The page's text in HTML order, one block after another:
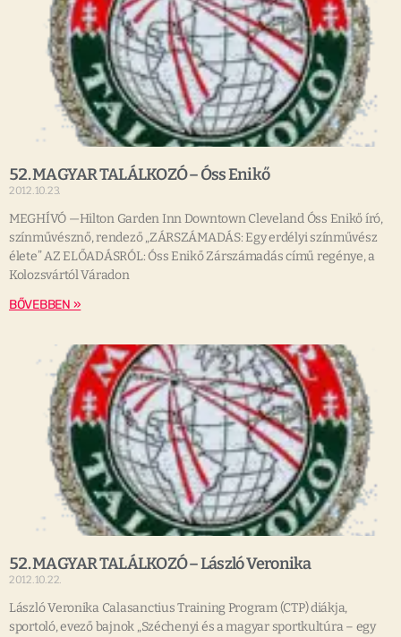
52. MAGYAR TALÁLKOZÓ – Óss Enikő
2012.10.23.
MEGHÍVÓ —Hilton Garden Inn Downtown Cleveland Óss Enikő író,
színművésznő, rendező „ZÁRSZÁMADÁS: Egy erdélyi színművész
élete” AZ ELŐADÁSRÓL: Óss Enikő Zárszámadás című regénye, a
Kolozsvártól Váradon
BŐVEBBEN »
52. MAGYAR TALÁLKOZÓ – László Veronika
2012.10.22.
László Veronika Calasanctius Training Program (CTP) diákja,
sportoló, evező bajnok „Széchenyi és a magyar sportkultúra – egy